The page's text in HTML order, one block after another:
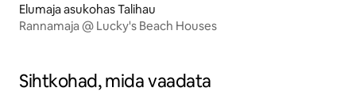
Elumaja asukohas Talihau
Rannamaja @ Lucky's Beach Houses
Sihtkohad, mida vaadata